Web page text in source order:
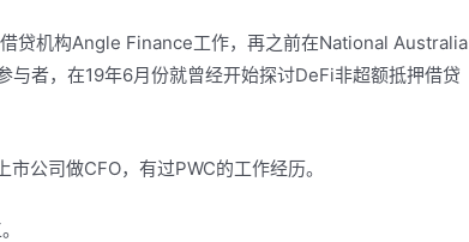
贷机构Angle Finance工作，再之前在National Australia
者，在19年6月份就曾经开始探讨DeFi非超额抵押借贷
公司做CFO，有过PWC的工作经历。